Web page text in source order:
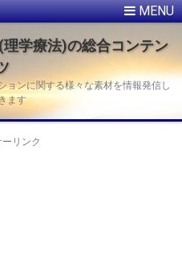
学療法)の総合コンテン
ョンに関する様々な素材を情報発信し
ます
リンク